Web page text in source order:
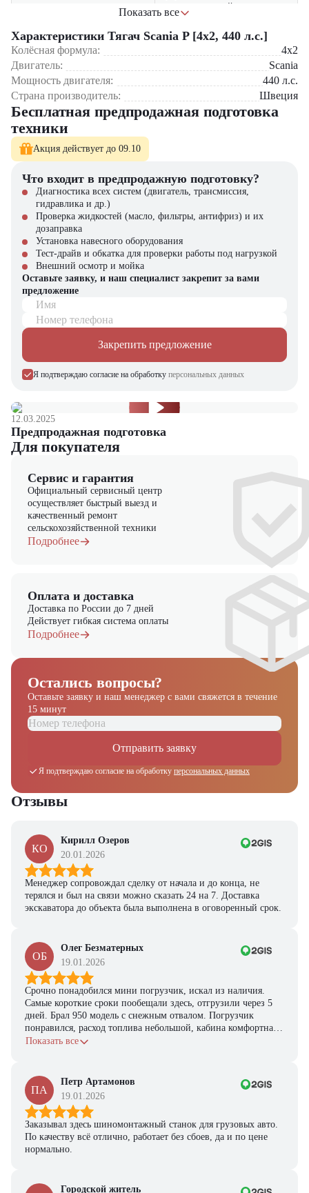
шумоизоляцией
Безопасность
ESP, адаптивный круиз-
экстренного торможения
Телематика
Scania Fleet Management для
контроля расхода топлива
Сфера применения:
Международные и междугородние перевозки
Рефрижераторные перевозки
Контейнерная логистика
Перевозка генеральных грузов
Тягач Scania P [4×2, 440 л.с.] можно приобрести в
компании «ЦТО» – официальном дилере спецтехники. Мы
Новые автомобили с полной гарантией;
Гибкие программы лизинга;
Сервисное обслуживание;
Широкий выбор запчастей.
Показать все
Характеристики Тягач Scania P [4x2, 440 л.с.]
Колёсная формула:
4x2
Двигатель:
Scania
Мощность двигателя:
440 л.с.
Страна производитель:
Швеция
Бесплатная предпродажная подготовка
техники
Акция действует до 09.10
Что входит в предпродажную подготовку?
Диагностика всех систем (двигатель, трансмиссия,
гидравлика и др.)
Проверка жидкостей (масло, фильтры, антифриз) и их
дозаправка
Установка навесного оборудования
Тест-драйв и обкатка для проверки работы под нагрузкой
Внешний осмотр и мойка
Оставьте заявку, и наш специалист закрепит за вами
предложение
Имя
Номер телефона
Закрепить предложение
Я подтверждаю согласие на обработку персональных данных
12.03.2025
Предпродажная подготовка
Для покупателя
Сервис и гарантия
Официальный сервисный центр
осуществляет быстрый выезд и
качественный ремонт
сельскохозяйственной техники
Подробнее
Оплата и доставка
Доставка по России до 7 дней
Действует гибкая система оплаты
Подробнее
Остались вопросы?
Оставьте заявку и наш менеджер с вами свяжется в течение
15 минут
Отправить заявку
Я подтверждаю согласие на обработку персональных данных
Отзывы
КО
Кирилл Озеров
20.01.2026
Менеджер сопровождал сделку от начала и до конца, не
терялся и был на связи можно сказать 24 на 7. Доставка
экскаватора до объекта была выполнена в оговоренный срок.
ОБ
Олег Безматерных
19.01.2026
Срочно понадобился мини погрузчик, искал из наличия.
Самые короткие сроки пообещали здесь, отгрузили через 5
дней. Брал 950 модель с снежным отвалом. Погрузчик
понравился, расход топлива небольшой, кабина комфортная,
с задачами справляется.
Показать все
ПА
Петр Артамонов
19.01.2026
Заказывал здесь шиномонтажный станок для грузовых авто.
По качеству всё отлично, работает без сбоев, да и по цене
нормально.
Городской житель